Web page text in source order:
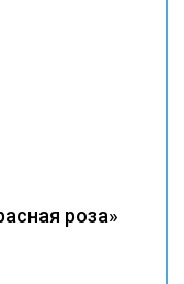
роза»